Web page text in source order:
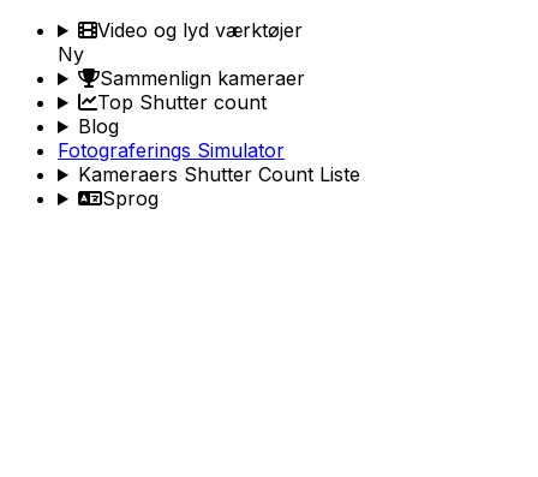
Video og lyd værktøjer
Ny
Sammenlign kameraer
Top Shutter count
Blog
Fotograferings Simulator
Kameraers Shutter Count Liste
Sprog